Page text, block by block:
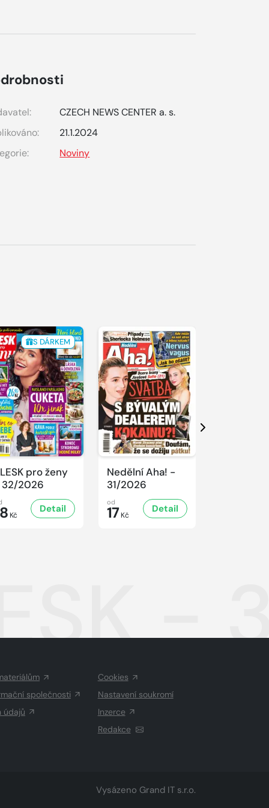
CZECH NEWS CENTER a. s.
21.1.2024
Noviny
S DÁRKEM
pro ženy
2026
Kč
Detail
Nedělní Aha! -
31/2026
od
17 Kč
Detail
Další
-
společnosti
údajů
Cookies
Nastavení soukromí
Inzerce
Redakce
Vysázeno Grand IT s.r.o.